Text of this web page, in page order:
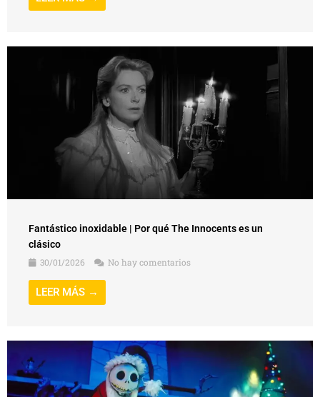
Fantástico inoxidable | Por qué The Innocents es un
clásico
30/01/2026
No hay comentarios
LEER MÁS →